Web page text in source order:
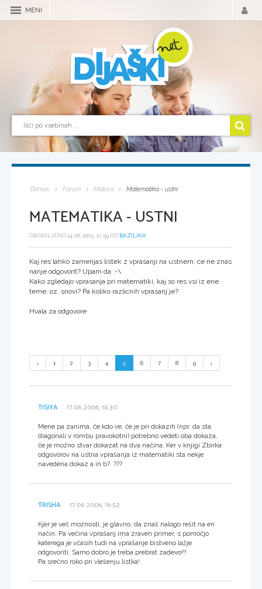
MENI
Domov Forum Matura Matematika - ustni
MATEMATIKA - USTNI
OBJAVLJENO 14.06.2005, 21:59 OD BAZILIKA
Kaj res lahko zamenjas listek z vprasanji na ustnem, ce ne znas
nanje odgovorit? Upam da :-\
Kako zgledajo vprasanja pri matematiki, kaj so res vsi iz ene
teme, oz. snovi? Pa koliko razlicnih vprasanj je?
Hvala za odgovore
1 2 3 4 5 6 7 8 9
TISIYA 17.06.2006, 16:30
Mene pa zanima, če kdo ve, če je pri dokazih (npr. da sta
diagonali v rombu pravokotni) potrebno vedeti oba dokaza,
če je možno stvar dokazat na dva načina. Ker v knjigi Zbirka
odgovorov na ustna vprašanja iz matematiki sta nekje
navedena dokaz a in b? ???
TRISHA 17.06.2006, 16:52
Kjer je več možnosti, je glavno, da znaš nalogo rešit na en
način. Pa večina vprašanj ima zraven primer, s pomočjo
katerega je včasih tudi na vprašanje bistveno lažje
odgovoriti. Samo dobro je treba prebrat zadevo!!!
Pa srečno roko pri vlešenju listka!